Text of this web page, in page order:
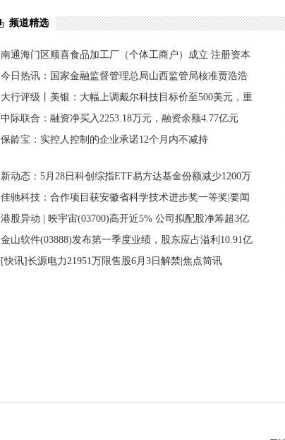
频道精选
南通海门区顺喜食品加工厂（个体工商户）成立 注册资本
2万人民币 焦点资讯
今日热讯：国家金融监督管理总局山西监管局核准贾浩浩
古交市阜民村镇银行股份有限公司董事、董事长任职资格
大行评级丨美银：大幅上调戴尔科技目标价至500美元，重
申“买入”评级
中际联合：融资净买入2253.18万元，融资余额4.77亿元
保龄宝：实控人控制的企业承诺12个月内不减持
新动态：5月28日科创综指ETF易方达基金份额减少1200万
份，重仓股海光信息、寒武纪、摩尔线程
佳驰科技：合作项目获安徽省科学技术进步奖一等奖|要闻
速递
港股异动 | 映宇宙(03700)高开近5% 公司拟配股净筹超3亿
港元 用于收购高性能GPU
金山软件(03888)发布第一季度业绩，股东应占溢利10.91亿
元 同比增加284% 播资讯
[快讯]长源电力21951万限售股6月3日解禁|焦点简讯